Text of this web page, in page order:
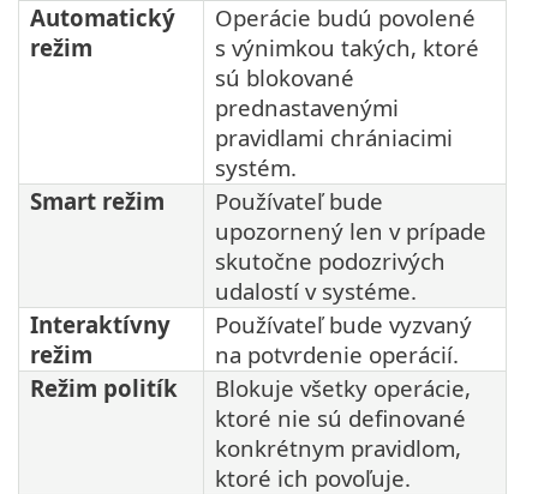
Automatický
režim
Operácie budú povolené
s výnimkou takých, ktoré
sú blokované
prednastavenými
pravidlami chrániacimi
systém.
Smart režim
Používateľ bude
upozornený len v prípade
skutočne podozrivých
udalostí v systéme.
Interaktívny
režim
Používateľ bude vyzvaný
na potvrdenie operácií.
Režim politík
Blokuje všetky operácie,
ktoré nie sú definované
konkrétnym pravidlom,
ktoré ich povoľuje.